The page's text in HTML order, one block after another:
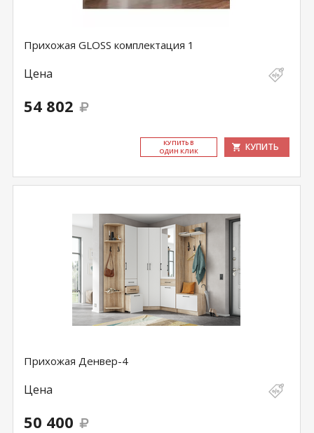
Прихожая GLOSS комплектация 1
Цена
54 802
КУ­ПИТЬ В
ОДИН КЛИК
КУПИТЬ
Прихожая Денвер-4
Цена
50 400